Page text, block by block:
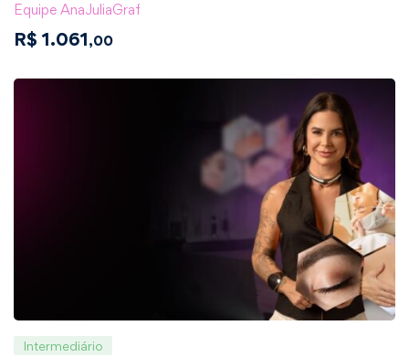
Equipe AnaJuliaGraf
R$ 1.061,00
Intermediário